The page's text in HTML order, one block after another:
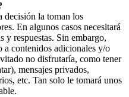
decisión la toman los
En algunos casos necesitará
y respuestas. Sin embargo,
a contenidos adicionales y/o
no disfrutaría, como tener
mensajes privados,
etc. Tan solo le tomará unos